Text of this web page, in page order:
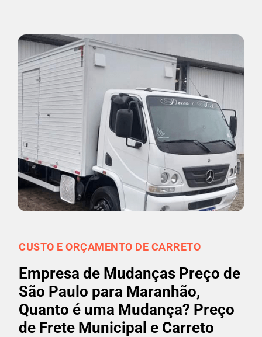
CUSTO E ORÇAMENTO DE CARRETO
Empresa de Mudanças Preço de
São Paulo para Maranhão,
Quanto é uma Mudança? Preço
de Frete Municipal e Carreto